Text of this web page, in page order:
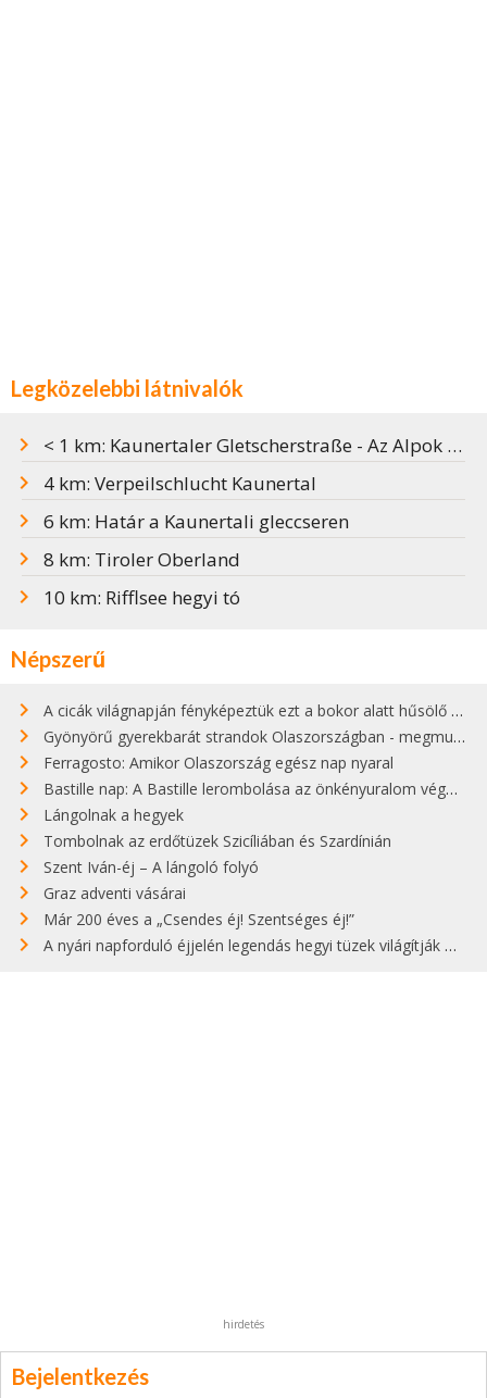
Legközelebbi látnivalók
< 1 km: Kaunertaler Gletscherstraße - Az Alpok legszebb zsákutcája
4 km: Verpeilschlucht Kaunertal
6 km: Határ a Kaunertali gleccseren
8 km: Tiroler Oberland
10 km: Rifflsee hegyi tó
Népszerű
A cicák világnapján fényképeztük ezt a bokor alatt hűsölő cicát Kisorosziban
Gyönyörű gyerekbarát strandok Olaszországban - megmutatjuk a 15 legjobbat
Ferragosto: Amikor Olaszország egész nap nyaral
Bastille nap: A Bastille lerombolása az önkényuralom végét jelentette
Lángolnak a hegyek
Tombolnak az erdőtüzek Szicíliában és Szardínián
Szent Iván-éj – A lángoló folyó
Graz adventi vásárai
Már 200 éves a „Csendes éj! Szentséges éj!”
A nyári napforduló éjjelén legendás hegyi tüzek világítják meg Zugspitzét
hirdetés
Bejelentkezés